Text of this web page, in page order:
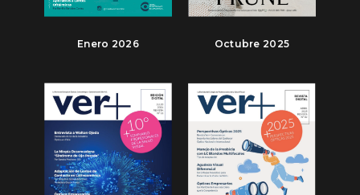
Enero 2026 Octubre 2025